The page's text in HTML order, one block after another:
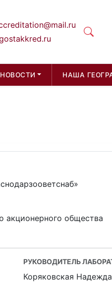
НОВОСТИ НАША
акционерного общества
РУКОВОДИТЕЛЬ
Коряковская